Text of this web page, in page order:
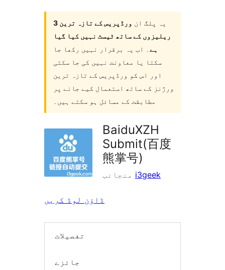
کریں
یہ پلگ ان
ورڈپریس کے تازہ ترین 3
ریلیزوں کے ساتھ ٹیسٹ نہیں کیا گیا
ہے ۔ اب یہ برقرار نہیں رکھا جا
سکتا یا معاونت نہیں کی جا سکتی
اور اس کو ورڈپریس کے تازہ ترین
ورژنز کے ساتھ استعمال کیے جانے پر
مطابقت کے مسائل ہو سکتے ہیں۔
BaiduXZH
Submit(百度
熊掌号)
i3geek
ڈاؤن لوڈ کریں
تفصیلات
جائزے